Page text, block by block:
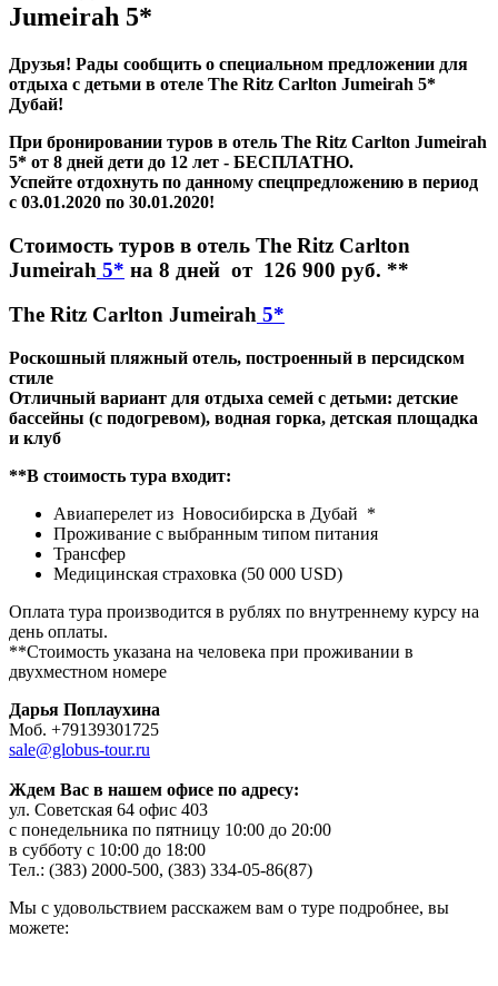
Jumeirah 5*
Друзья! Рады сообщить о специальном предложении для
отдыха с детьми в отеле The Ritz Carlton Jumeirah 5*
Дубай!
При бронировании туров в отель The Ritz Carlton Jumeirah
5* от 8 дней дети до 12 лет - БЕСПЛАТНО.
Успейте отдохнуть по данному спецпредложению в период
c 03.01.2020 по 30.01.2020!
Стоимость туров в отель The Ritz Carlton
Jumeirah 5* на 8 дней от 126 900 руб. **
The Ritz Carlton Jumeirah 5*
Роскошный пляжный отель, построенный в персидском
стиле
Отличный вариант для отдыха семей с детьми: детские
бассейны (с подогревом), водная горка, детская площадка
и клуб
**В стоимость тура входит:
Авиаперелет из Новосибирска в Дубай *
Проживание с выбранным типом питания
Трансфер
Медицинская страховка (50 000 USD)
Оплата тура производится в рублях по внутреннему курсу на
день оплаты.
**Стоимость указана на человека при проживании в
двухместном номере
Дарья Поплаухина
Моб. +79139301725
sale@globus-tour.ru
Ждем Вас в нашем офисе по адресу:
ул. Советская 64 офис 403
с понедельника по пятницу 10:00 до 20:00
в субботу с 10:00 до 18:00
Тел.: (383) 2000-500, (383) 334-05-86(87)
Мы с удовольствием расскажем вам о туре подробнее, вы
можете: